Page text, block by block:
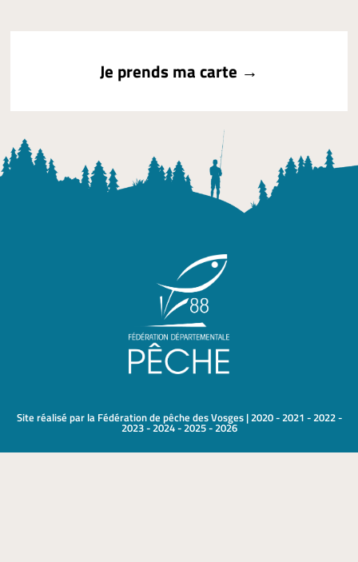
Je prends ma carte →
Site réalisé par la Fédération de pêche des Vosges | 2020 - 2021 - 2022 -
2023 - 2024 - 2025 - 2026